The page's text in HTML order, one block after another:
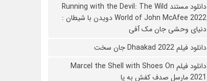
دانلود مستند Running with the Devil: The Wild
World of John McAfee 2022 دویدن با شیطان :
دنیای وحشی جان مک آفی
دانلود فیلم Dhaakad 2022 جان سخت
دانلود فیلم Marcel the Shell with Shoes On
2021 مارسل صدف کفش به پا